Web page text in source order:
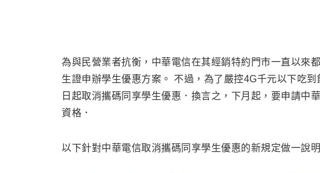
為與民營業者抗衡，中華電信在其經銷特約門市一直以來
生證申辦學生優惠方案。 不過，為了嚴控4G千元以下吃
日起取消攜碼同享學生優惠．換言之，下月起，要申請中
資格．
以下針對中華電信取消攜碼同享學生優惠的新規定做一說